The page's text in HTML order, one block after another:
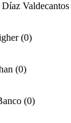
Valdecantos
(0)
(0)
(0)